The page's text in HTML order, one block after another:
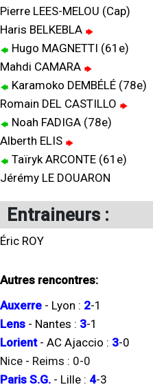
Pierre LEES-MELOU (Cap)
Haris BELKEBLA
Hugo MAGNETTI (61e)
Mahdi CAMARA
Karamoko DEMBÉLÉ (78e)
Romain DEL CASTILLO
Noah FADIGA (78e)
Alberth ELIS
Taïryk ARCONTE (61e)
Jérémy LE DOUARON
Entraineurs :
Éric ROY
Autres rencontres:
Auxerre - Lyon : 2-1
Lens - Nantes : 3-1
Lorient- AC Ajaccio : 3-0
Nice - Reims : 0-0
Paris S.G. - Lille : 4-3